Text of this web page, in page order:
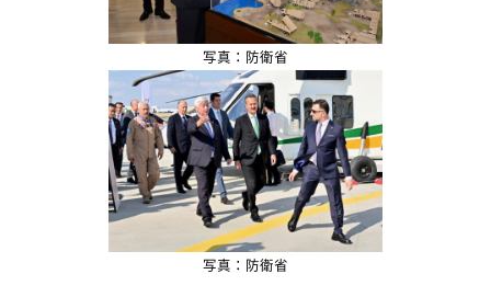
写真：防衛省
写真：防衛省